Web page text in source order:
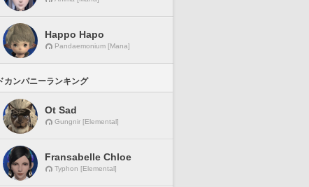
Happo Hapo
Pandaemonium [Mana]
カンパニーランキング
Ot Sad
Gungnir [Elemental]
Fransabelle Chloe
Typhon [Elemental]